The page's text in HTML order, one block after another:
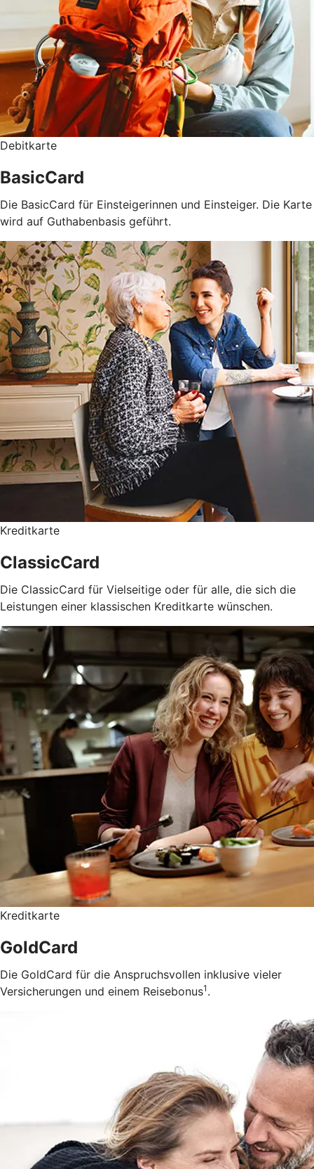
Debitkarte
BasicCard
Die BasicCard für Einsteigerinnen und Einsteiger. Die Karte
wird auf Guthabenbasis geführt.
Kreditkarte
ClassicCard
Die ClassicCard für Vielseitige oder für alle, die sich die
Leistungen einer klassischen Kreditkarte wünschen.
Kreditkarte
GoldCard
Die GoldCard für die Anspruchsvollen inklusive vieler
Versicherungen und einem Reisebonus1 .